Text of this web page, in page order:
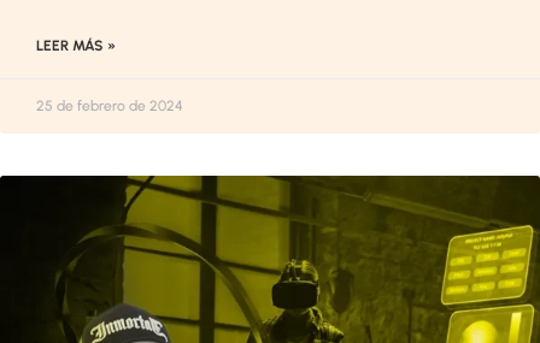
LEER MÁS »
25 de febrero de 2024